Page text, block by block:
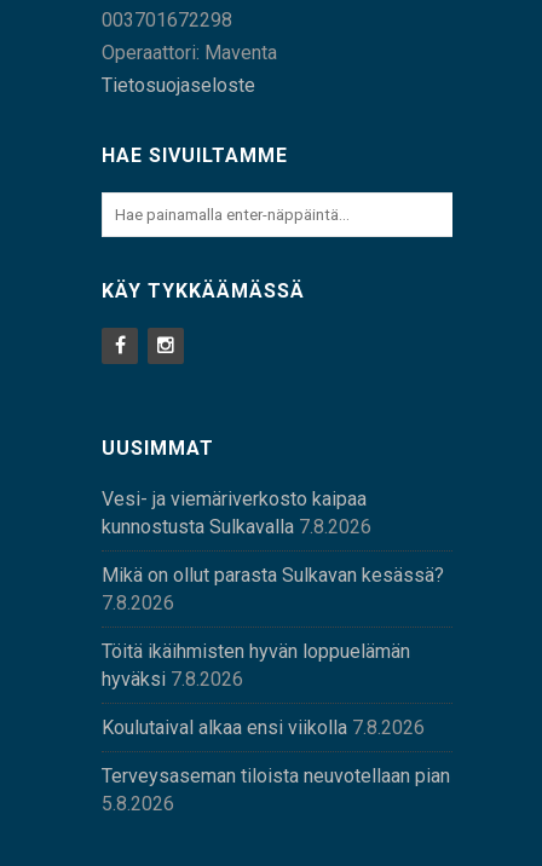
003701672298
Operaattori: Maventa
Tietosuojaseloste
HAE SIVUILTAMME
KÄY TYKKÄÄMÄSSÄ
UUSIMMAT
Vesi- ja viemäriverkosto kaipaa
kunnostusta Sulkavalla 7.8.2026
Mikä on ollut parasta Sulkavan kesässä?
7.8.2026
Töitä ikäihmisten hyvän loppuelämän
hyväksi 7.8.2026
Koulutaival alkaa ensi viikolla 7.8.2026
Terveysaseman tiloista neuvotellaan pian
5.8.2026